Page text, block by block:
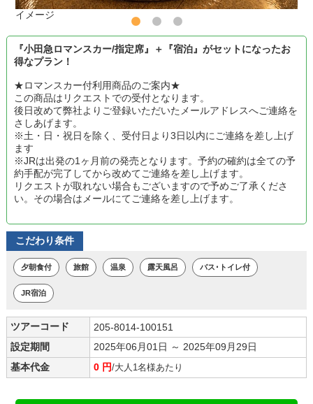
イメージ
『小田急ロマンスカー/指定席』＋『宿泊』がセットになったお
得なプラン！
★ロマンスカー付利用商品のご案内★
この商品はリクエストでの受付となります。
後日改めて弊社よりご登録いただいたメールアドレスへご連絡を
さしあげます。
※土・日・祝日を除く、受付日より3日以内にご連絡を差し上げ
ます
※JRは出発の1ヶ月前の発売となります。予約の確約は全ての予
約手配が完了してから改めてご連絡を差し上げます。
リクエストが取れない場合もございますので予めご了承くださ
い。その場合はメールにてご連絡を差し上げます。
こだわり条件
夕朝食付 旅館 温泉 露天風呂 バス･トイレ付
JR宿泊
ツアーコード
205-8014-100151
設定期間
2025年06月01日 ～ 2025年09月29日
基本代金
0 円/大人1名様あたり